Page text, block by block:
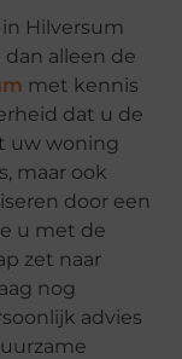
Hilversum
alleen de
met kennis
dat u de
uw woning
maar ook
door een
u met de
zet naar
nog
advies